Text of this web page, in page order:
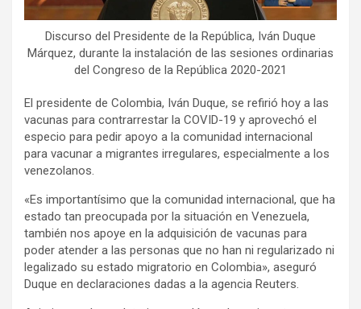
Discurso del Presidente de la República, Iván Duque
Márquez, durante la instalación de las sesiones ordinarias
del Congreso de la República 2020-2021
El presidente de Colombia, Iván Duque, se refirió hoy a las
vacunas para contrarrestar la COVID-19 y aprovechó el
especio para pedir apoyo a la comunidad internacional
para vacunar a migrantes irregulares, especialmente a los
venezolanos.
«Es importantísimo que la comunidad internacional, que ha
estado tan preocupada por la situación en Venezuela,
también nos apoye en la adquisición de vacunas para
poder atender a las personas que no han ni regularizado ni
legalizado su estado migratorio en Colombia», aseguró
Duque en declaraciones dadas a la agencia Reuters.